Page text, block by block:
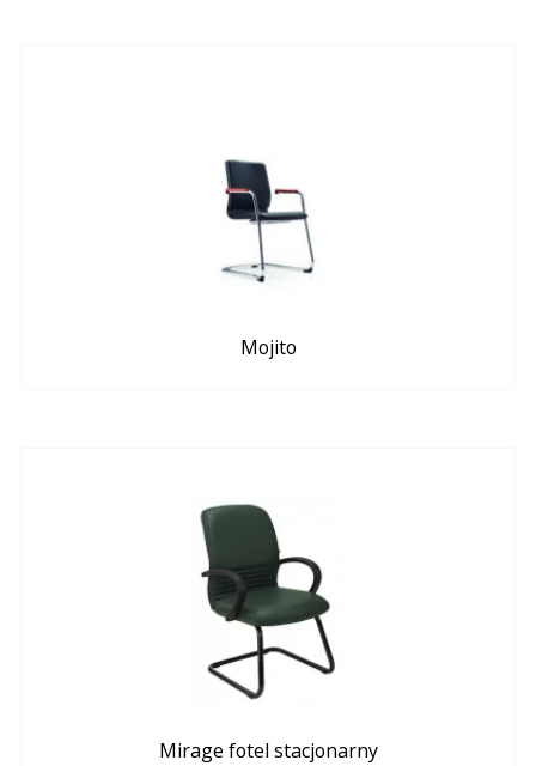
Mojito
Mirage fotel stacjonarny